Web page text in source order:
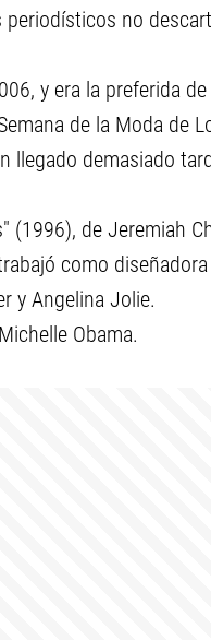
no
y era la preferida
de la Moda de
llegado demasiado
(1996), de Jeremiah
como
y Angelina Jolie.
Obama.